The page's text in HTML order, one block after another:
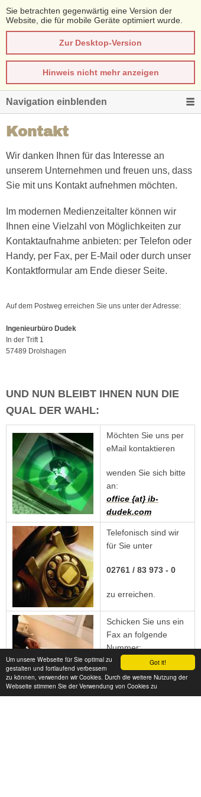
Got it!
Um unsere Webseite für Sie optimal zu
gestalten und fortlaufend verbessern
zu können, verwenden wir Cookies. Durch die weitere Nutzung der
Webseite stimmen Sie der Verwendung von Cookies zu
Sie betrachten gegenwärtig eine Version der
Website, die für mobile Geräte optimiert wurde.
Zur Desktop-Version
Hinweis nicht mehr anzeigen
Navigation einblenden
Kontakt
Wir danken Ihnen für das Interesse an
unserem Unternehmen und freuen uns, dass
Sie mit uns Kontakt aufnehmen möchten.
Im modernen Medienzeitalter können wir
Ihnen eine Vielzahl von Möglichkeiten zur
Kontaktaufnahme anbieten: per Telefon oder
Handy, per Fax, per E-Mail oder durch unser
Kontaktformular am Ende dieser Seite.
Auf dem Postweg erreichen Sie uns unter der Adresse:
Ingenieurbüro Dudek
In der Trift 1
57489 Drolshagen
UND NUN BLEIBT IHNEN NUN DIE
QUAL DER WAHL:
Möchten Sie uns per
eMail kontaktieren
wenden Sie sich bitte
an:
office {at} ib-
dudek.com
Telefonisch sind wir
für Sie unter
02761 / 83 973 - 0
zu erreichen.
Schicken Sie uns ein
Fax an folgende
Nummer:
02761 / 83 973 - 29